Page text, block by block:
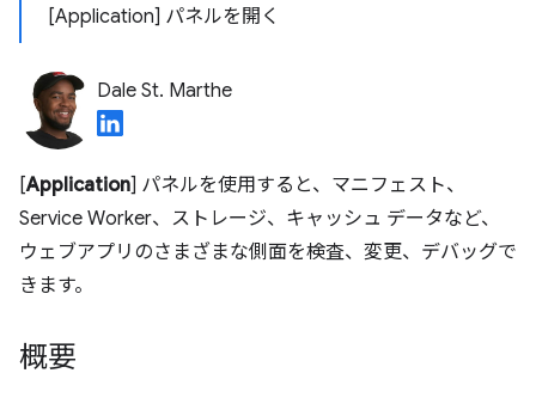
[Application] パネルを開く
Dale St. Marthe
[Application] パネルを使用すると、マニフェスト、
Service Worker、ストレージ、キャッシュ データなど、
ウェブアプリのさまざまな側面を検査、変更、デバッグで
きます。
概要